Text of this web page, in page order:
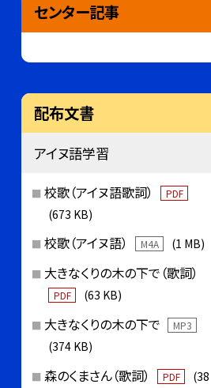
センター記事
配布文書
アイヌ語学習
校歌（アイヌ語歌詞） PDF
(673 KB)
校歌（アイヌ語） M4A (1 MB)
大きなくりの木の下で（歌詞）
PDF (63 KB)
大きなくりの木の下で MP3
(374 KB)
森のくまさん（歌詞） PDF
(38